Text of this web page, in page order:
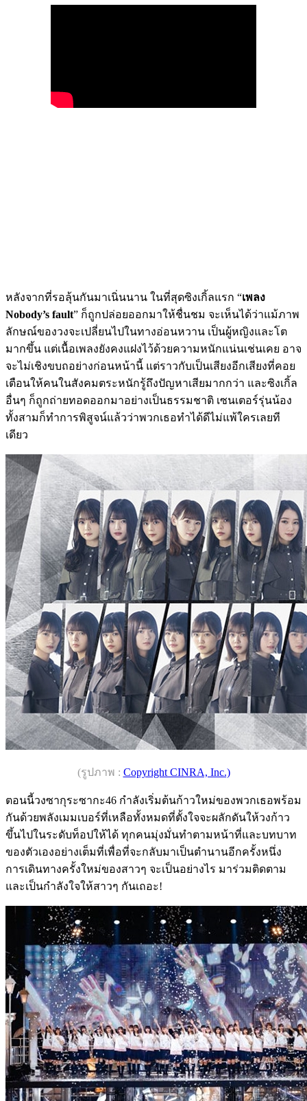
หลังจากที่รอลุ้นกันมาเนิ่นนาน ในที่สุดซิงเกิ้ลแรก “เพลง
Nobody’s fault” ก็ถูกปล่อยออกมาให้ชื่นชม จะเห็นได้ว่าแม้ภาพ
ลักษณ์ของวงจะเปลี่ยนไปในทางอ่อนหวาน เป็นผู้หญิงและโต
มากขึ้น แต่เนื้อเพลงยังคงแฝงไว้ด้วยความหนักแน่นเช่นเคย อาจ
จะไม่เชิงขบถอย่างก่อนหน้านี้ แต่ราวกับเป็นเสียงอีกเสียงที่คอย
เตือนให้คนในสังคมตระหนักรู้ถึงปัญหาเสียมากกว่า และซิงเกิ้ล
อื่นๆ ก็ถูกถ่ายทอดออกมาอย่างเป็นธรรมชาติ เซนเตอร์รุ่นน้อง
ทั้งสามก็ทำการพิสูจน์แล้วว่าพวกเธอทำได้ดีไม่แพ้ใครเลยที
เดียว
(รูปภาพ : Copyright CINRA, Inc.)
ตอนนี้วงซากุระซากะ46 กำลังเริ่มต้นก้าวใหม่ของพวกเธอพร้อม
กันด้วยพลังเมมเบอร์ที่เหลือทั้งหมดที่ตั้งใจจะผลักดันให้วงก้าว
ขึ้นไปในระดับท็อปให้ได้ ทุกคนมุ่งมั่นทำตามหน้าที่และบทบาท
ของตัวเองอย่างเต็มที่เพื่อที่จะกลับมาเป็นตำนานอีกครั้งหนึ่ง
การเดินทางครั้งใหม่ของสาวๆ จะเป็นอย่างไร มาร่วมติดตาม
และเป็นกำลังใจให้สาวๆ กันเถอะ!